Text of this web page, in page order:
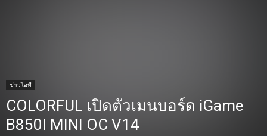
ข่าวไอที
COLORFUL เปิดตัวเมนบอร์ด iGame
B850I MINI OC V14